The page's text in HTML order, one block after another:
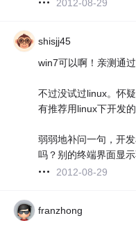
2012-08-29
shisjj45
win7可以啊！亲测通过
不过没试过linux。怀
有推荐用linux下开发的
弱弱地补问一句，开
吗？别的终端界面显
2012-08-29
franzhong